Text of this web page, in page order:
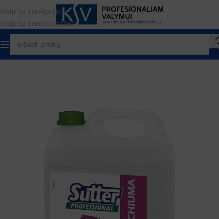
Skip to navigation
Skip to main content
PREKĖS ŽENKLAS Grindų valymui